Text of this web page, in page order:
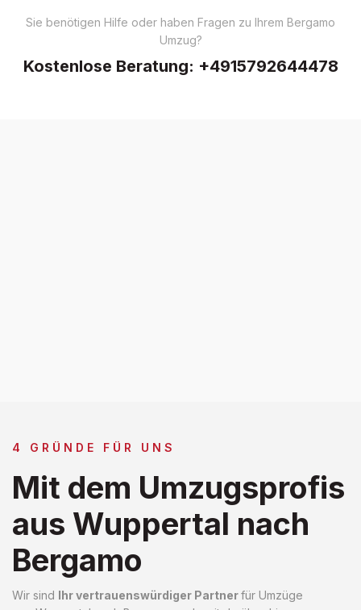
Sie benötigen Hilfe oder haben Fragen zu Ihrem Bergamo
Umzug?
Kostenlose Beratung: +4915792644478
4 GRÜNDE FÜR UNS
Mit dem Umzugsprofis
aus Wuppertal nach
Bergamo
Wir sind Ihr vertrauenswürdiger Partnerfür Umzüge